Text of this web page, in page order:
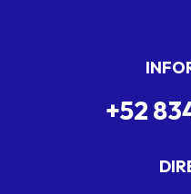
+52